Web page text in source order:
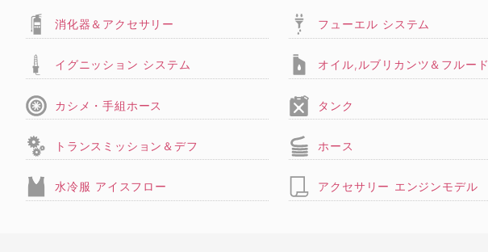
消化器＆アクセサリー フューエル システム
イグニッション システム オイル,ルブリカンツ＆フルード
カシメ・手組ホース タンク
トランスミッション＆デフ ホース
水冷服 アイスフロー アクセサリー エンジンモデル